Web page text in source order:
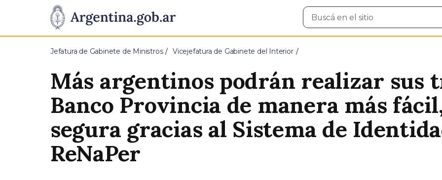
Presidencia
de
Pasar al contenido principal
Buscar
en
Jefatura de Gabinete de Ministros Vicejefatura de Gabinete del Interior
Más argentinos podrán realizar sus
Banco Provincia de manera más
segura gracias al Sistema de
ReNaPer